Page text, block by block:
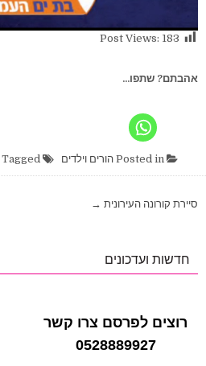
Post Views: 183
אהבתם? שתפו...
הורים וילדים
ניווט
סיירת קורונה העירונית →
חדשות ועדכונים
רוצים לפרסם צרו קשר
0528889927